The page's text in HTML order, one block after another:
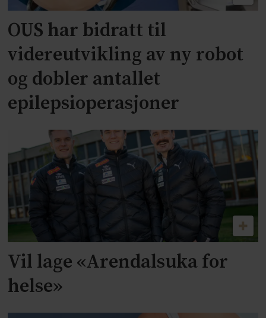
OUS har bidratt til
videreutvikling av ny robot
og dobler antallet
epilepsioperasjoner
Vil lage «Arendalsuka for
helse»